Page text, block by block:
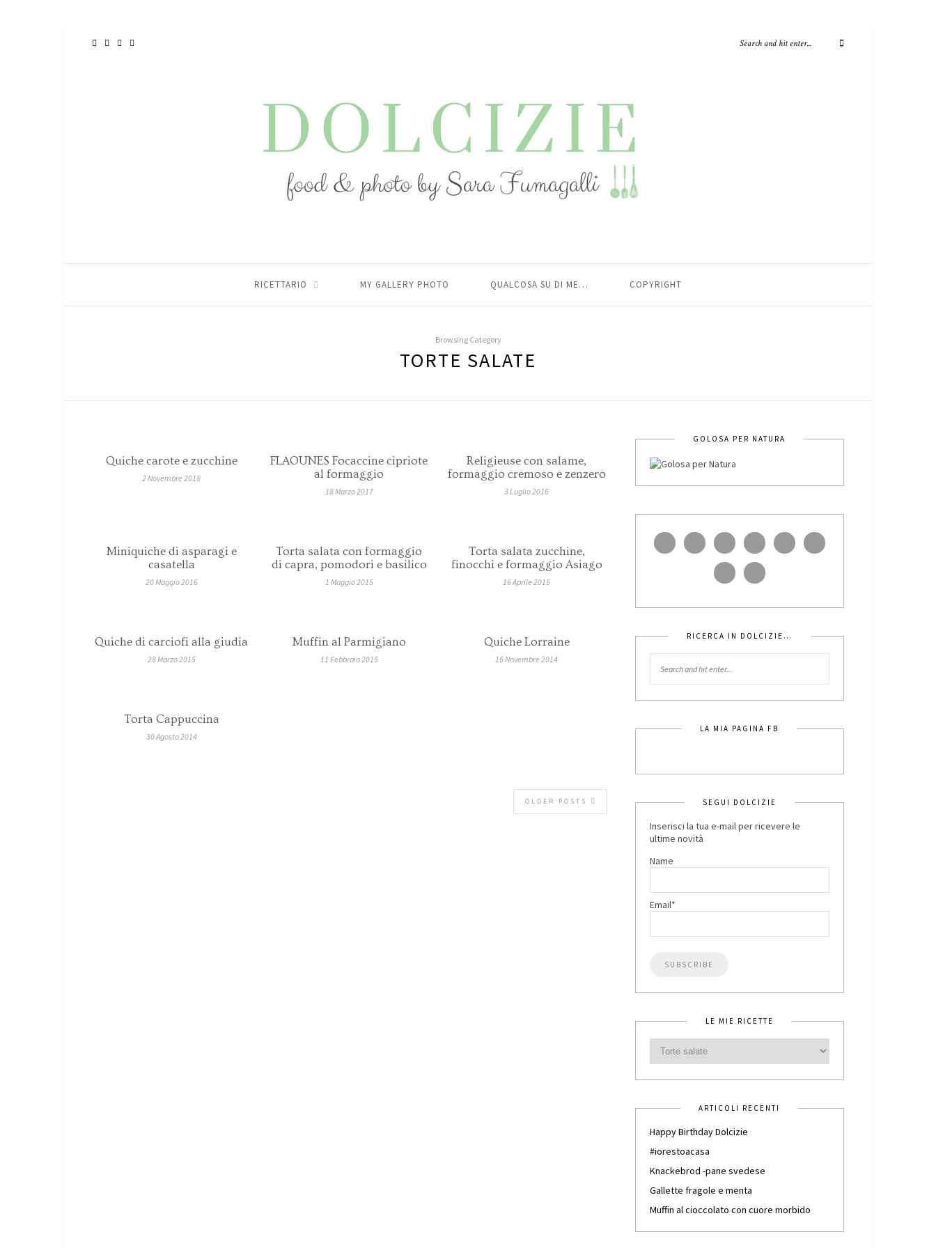
RICETTARIO MY GALLERY PHOTO QUALCOSA SU DI ME… COPYRIGHT
Browsing Category
TORTE SALATE
Quiche carote e zucchine
2 Novembre 2018
FLAOUNES Focaccine cipriote
al formaggio
18 Marzo 2017
Religieuse con salame,
formaggio cremoso e zenzero
3 Luglio 2016
Miniquiche di asparagi e
casatella
20 Maggio 2016
Torta salata con formaggio
di capra, pomodori e basilico
1 Maggio 2015
Torta salata zucchine,
finocchi e formaggio Asiago
16 Aprile 2015
Quiche di carciofi alla giudia
28 Marzo 2015
Muffin al Parmigiano
11 Febbraio 2015
Quiche Lorraine
16 Novembre 2014
Torta Cappuccina
30 Agosto 2014
OLDER POSTS
GOLOSA PER NATURA
RICERCA IN DOLCIZIE…
LA MIA PAGINA FB
SEGUI DOLCIZIE
Inserisci la tua e-mail per ricevere le
ultime novità
Name
Email*
LE MIE RICETTE
ARTICOLI RECENTI
Happy Birthday Dolcizie
#iorestoacasa
Knackebrod -pane svedese
Gallette fragole e menta
Muffin al cioccolato con cuore morbido